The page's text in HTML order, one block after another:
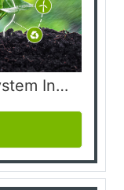
Green Futures: Food System Innovations for Green Futures & Productive Land Use